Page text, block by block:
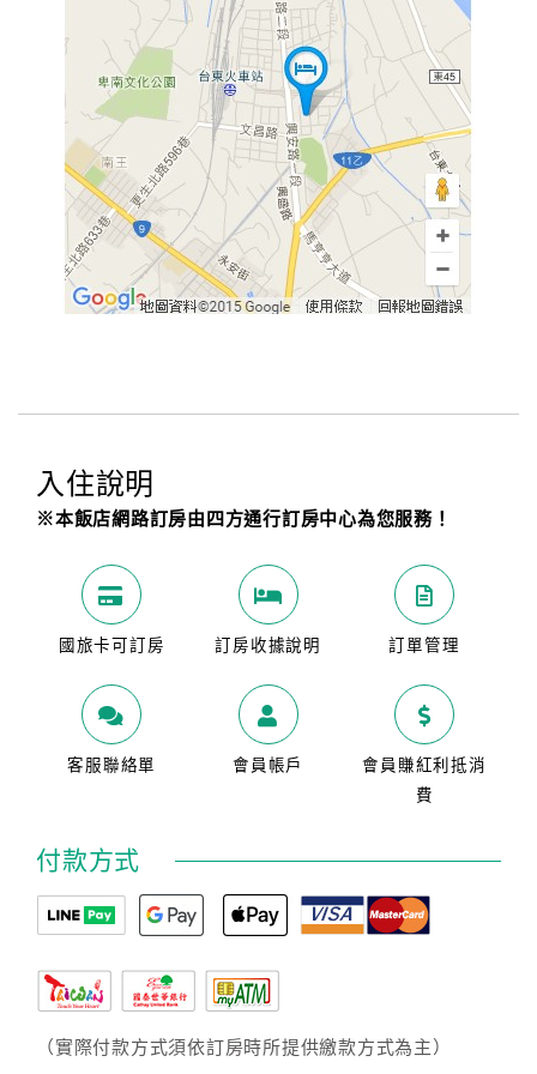
入住說明
※本飯店網路訂房由四方通行訂房中心為您服務！
國旅卡可訂房 訂房收據說明 訂單管理
客服聯絡單 會員帳戶
會員賺紅利抵消
費
付款方式
（實際付款方式須依訂房時所提供繳款方式為主）